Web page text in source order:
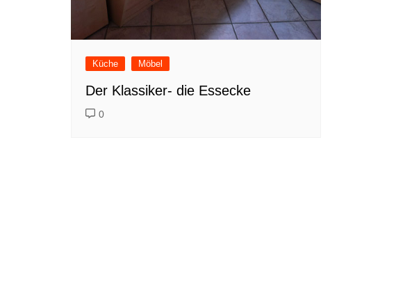
Küche Möbel
Der Klassiker- die Essecke
0